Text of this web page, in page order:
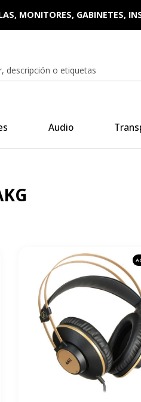
Audio
MONITORES, GABINETES,